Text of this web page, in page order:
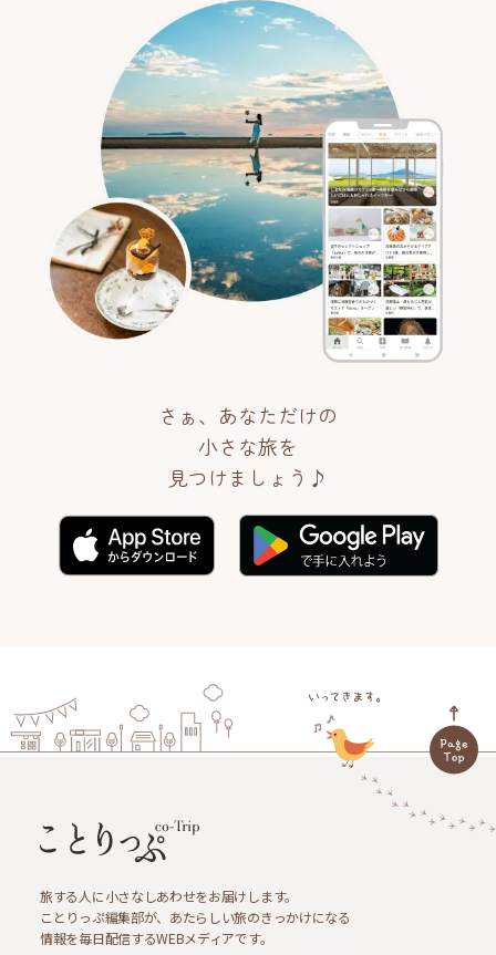
さぁ、あなただけの
小さな旅を
見つけましょう♪
旅する人に小さなしあわせをお届けします。
ことりっぷ編集部が、あたらしい旅のきっかけになる
情報を毎日配信するWEBメディアです。